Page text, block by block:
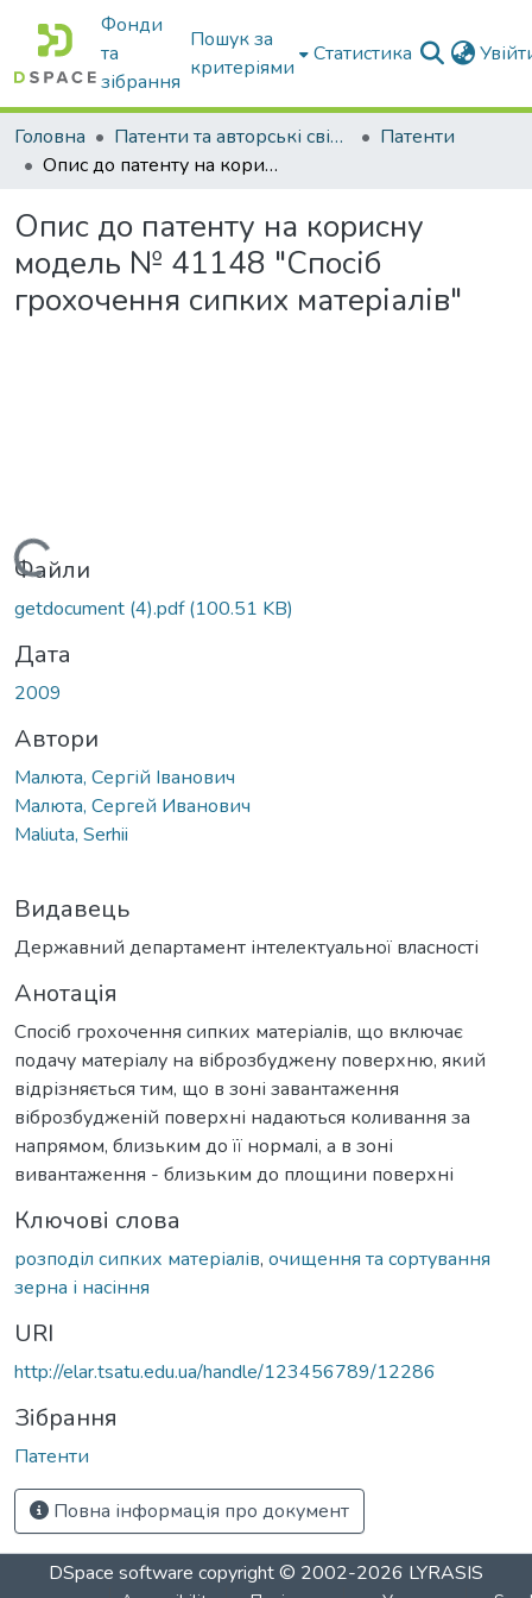
Фонди
та
зібрання
Пошук за
критеріями
Статистика
Головна Патенти та авторські свідоцтва
Патенти
Опис до патенту на корисну модель № 41148 "Спосіб грохочення сипких матеріалів"
Опис до патенту на корисну
модель № 41148 "Спосіб
грохочення сипких матеріалів"
Вантажиться...
Файли
getdocument (4).pdf(100.51 KB)
Дата
2009
Автори
Малюта, Сергій Іванович
Малюта, Сергей Иванович
Maliuta, Serhii
Видавець
Державний департамент інтелектуальної власності
Анотація
Спосіб грохочення сипких матеріалів, що включає
подачу матеріалу на віброзбуджену поверхню, який
відрізняється тим, що в зоні завантаження
віброзбудженій поверхні надаються коливання за
напрямом, близьким до її нормалі, а в зоні
вивантаження - близьким до площини поверхні
Ключові слова
розподіл сипких матеріалів, очищення та сортування
зерна і насіння
URI
http://elar.tsatu.edu.ua/handle/123456789/12286
Зібрання
Патенти
Повна інформація про документ
DSpace software copyright © 2002-2026 LYRASIS